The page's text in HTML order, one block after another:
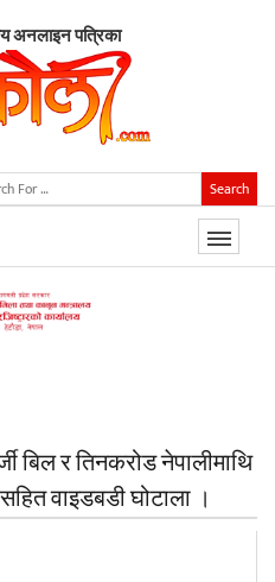
अनलाइन पत्रिका
Search
र तिनकरोड नेपालीमाथि
वाइडबडी घोटाला ।